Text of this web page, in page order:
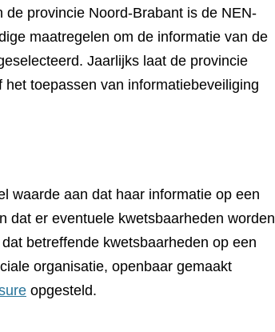
provincie Noord-Brabant is de NEN-
maatregelen om de informatie van de
Jaarlijks laat de provincie
toepassen van informatiebeveiliging
waarde aan dat haar informatie op een
dat er eventuele kwetsbaarheden worden
betreffende kwetsbaarheden op een
organisatie, openbaar gemaakt
opgesteld.